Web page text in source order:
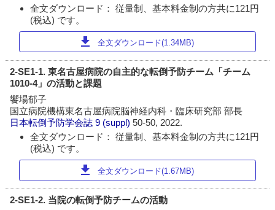
全文ダウンロード： 従量制、基本料金制の方共に121円
(税込) です。
download 全文ダウンロード(1.34MB)
2-SE1-1. 東名古屋病院の自主的な転倒予防チーム「チーム
1010-4」の活動と課題
饗場郁子
国立病院機構東名古屋病院脳神経内科・臨床研究部 部長
日本転倒予防学会誌 9 (suppl)50-50, 2022.
全文ダウンロード： 従量制、基本料金制の方共に121円
(税込) です。
download 全文ダウンロード(1.67MB)
2-SE1-2. 当院の転倒予防チームの活動